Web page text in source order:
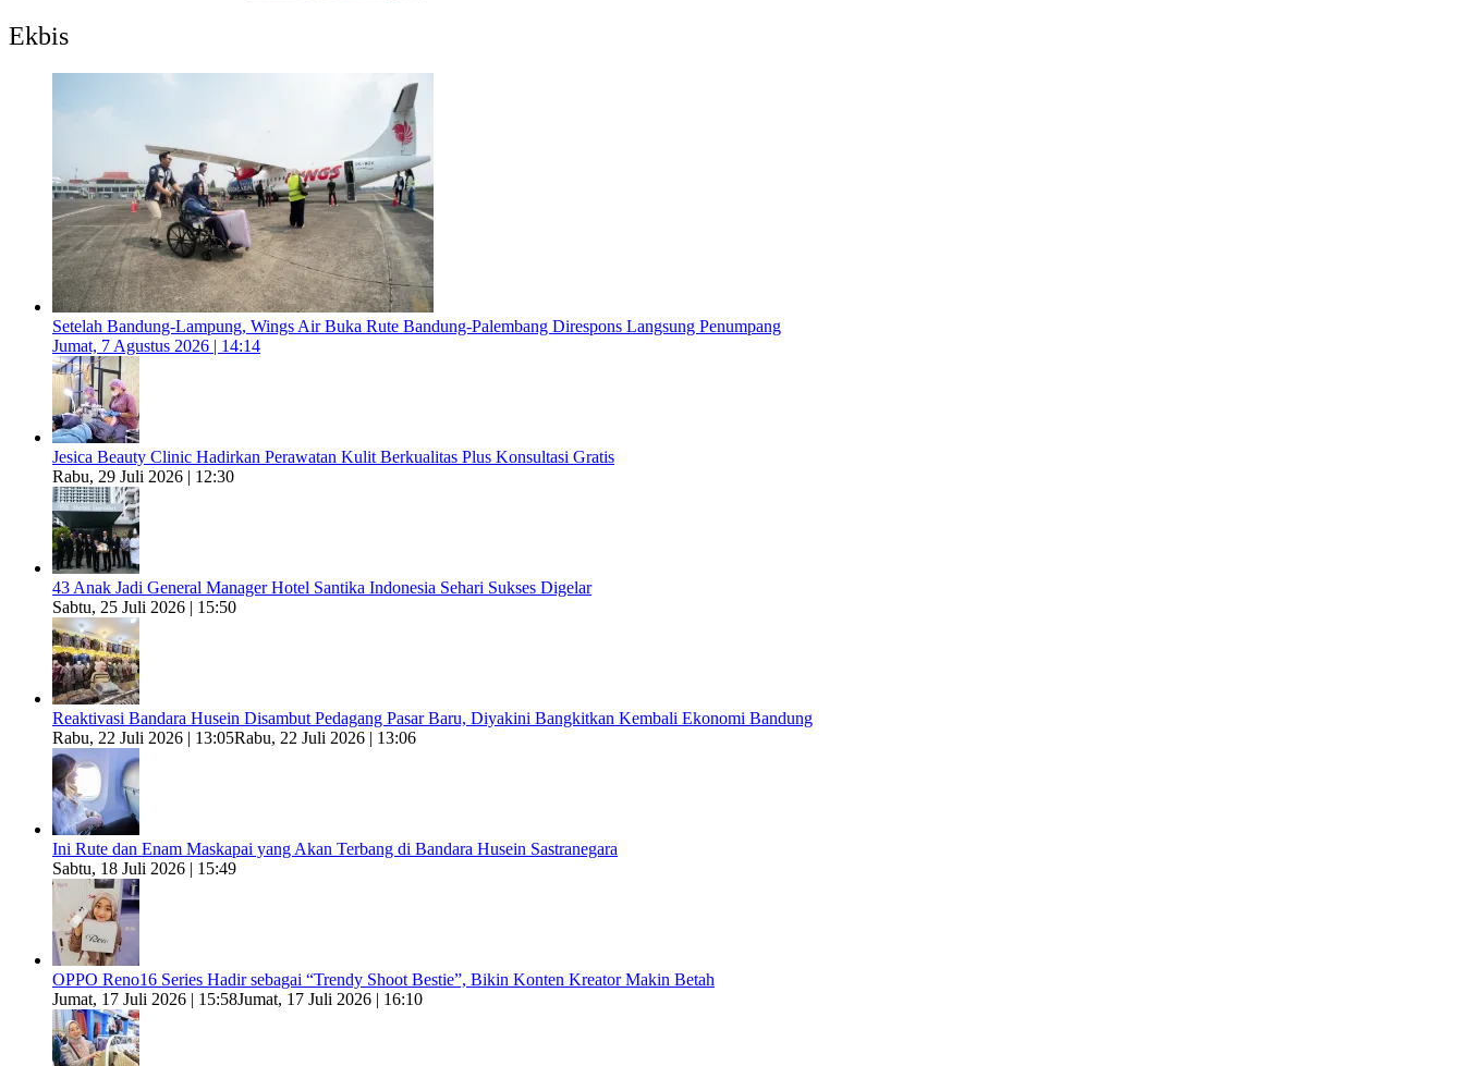
Ekbis
Setelah Bandung-Lampung, Wings Air Buka Rute Bandung-Palembang Direspons Langsung Penumpang
Jumat, 7 Agustus 2026 | 14:14
Jesica Beauty Clinic Hadirkan Perawatan Kulit Berkualitas Plus Konsultasi Gratis
Rabu, 29 Juli 2026 | 12:30
43 Anak Jadi General Manager Hotel Santika Indonesia Sehari Sukses Digelar
Sabtu, 25 Juli 2026 | 15:50
Reaktivasi Bandara Husein Disambut Pedagang Pasar Baru, Diyakini Bangkitkan Kembali Ekonomi Bandung
Rabu, 22 Juli 2026 | 13:05Rabu, 22 Juli 2026 | 13:06
Ini Rute dan Enam Maskapai yang Akan Terbang di Bandara Husein Sastranegara
Sabtu, 18 Juli 2026 | 15:49
OPPO Reno16 Series Hadir sebagai “Trendy Shoot Bestie”, Bikin Konten Kreator Makin Betah
Jumat, 17 Juli 2026 | 15:58Jumat, 17 Juli 2026 | 16:10